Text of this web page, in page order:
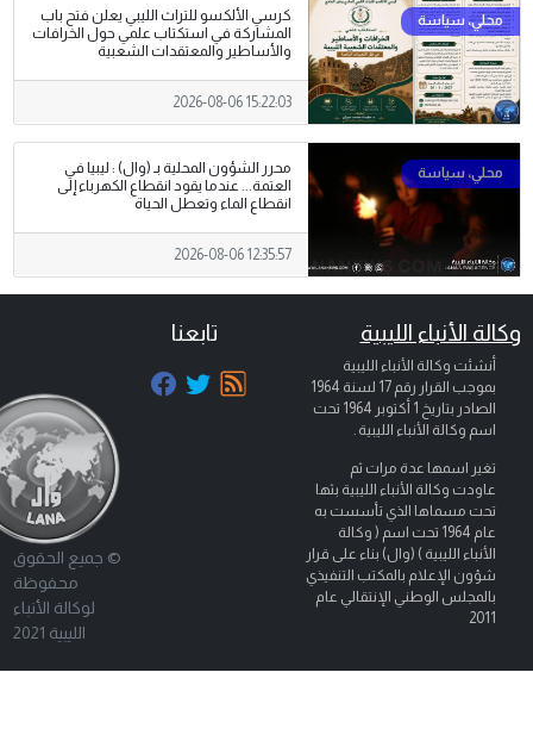
كرسي الألكسو للتراث الليبي يعلن فتح باب
المشاركة في استكتاب علمي حول الخرافات
والأساطير والمعتقدات الشعبية
2026-08-06 15:22:03
محرر الشؤون المحلية بـ (وال) : ليبيا في
العتمة... عندما يقود انقطاع الكهرباء إلى
انقطاع الماء وتعطل الحياة
2026-08-06 12:35:57
وكالة الأنباء الليبية
أنشئت وكالة الأنباء الليبية
بموجب القرار رقم 17 لسنة 1964
الصادر بتاريخ 1 أكتوبر 1964
تحت
اسم وكالة الأنباء الليبية .
تغير اسمها عدة مرات ثم
عاودت وكالة الأنباء الليبية بثها
تحت مسماها الذي تأسست به
عام 1964 تحت اسم ( وكالة
الأنباء الليبية ) (وال) بناء على قرار
شؤون الإعلام بالمكتب التنفيذي
بالمجلس الوطني الإنتقالي عام
2011
تابعنا
© جميع الحقوق
محفوظة
لوكالة الأنباء
الليبية 2021